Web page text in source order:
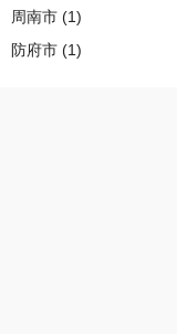
周南市 (1)
防府市 (1)